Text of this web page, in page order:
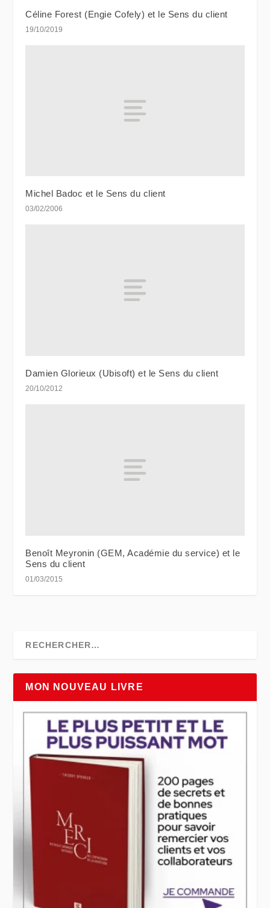
Céline Forest (Engie Cofely) et le Sens du client
19/10/2019
Michel Badoc et le Sens du client
03/02/2006
Damien Glorieux (Ubisoft) et le Sens du client
20/10/2012
Benoît Meyronin (GEM, Académie du service) et le
Sens du client
01/03/2015
MON NOUVEAU LIVRE